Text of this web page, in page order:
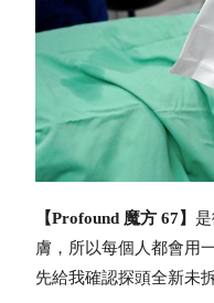
【Profound 魔方 67】
膚，所以每個人都會用
先給我確認探頭全新未